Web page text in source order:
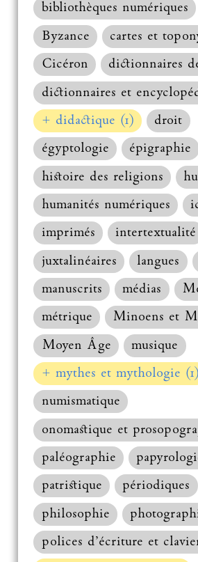
bibliothèques numériques
Byzance
cartes et
Cicéron
dictionnaires
dictionnaires et
+ didactique (1)
droit
égyptologie
épigraphie
histoire des religions
humanités numériques
imprimés
intertextualité
juxtalinéaires
langues
manuscrits
médias
métrique
Minoens et
Moyen Âge
musique
+ mythes et mythologie (1)
numismatique
onomastique et
paléographie
patristique
périodiques
philosophie
polices d’écriture et